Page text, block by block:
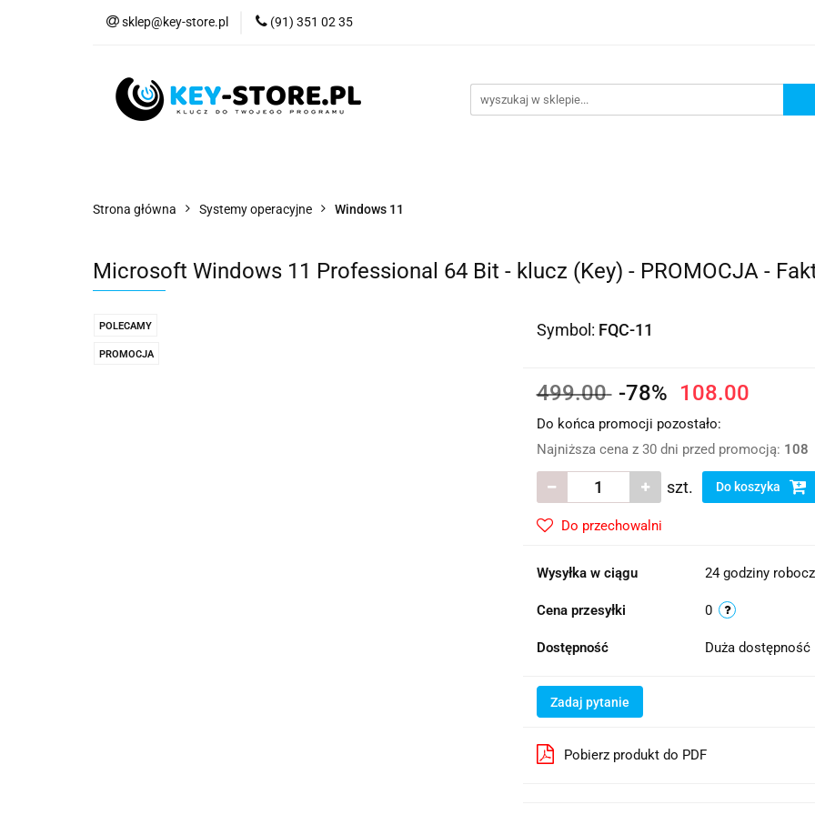
sklep@key-store.pl (91) 351 02 35
Systemy operacyjne
Strona główna Systemy operacyjne Windows 11
Microsoft Windows 11 Professional 64 Bit - klucz (Key) - PROMOCJA -
POLECAMY
PROMOCJA
Symbol: FQC-11
499.00 -78% 108.00
Do końca promocji pozostało:
Najniższa cena z 30 dni przed promocją: 108
szt. Do koszyka
Do przechowalni
Wysyłka w ciągu 24 godziny
Cena przesyłki 0
Dostępność Duża dostępność
Zadaj pytanie
Pobierz produkt do PDF